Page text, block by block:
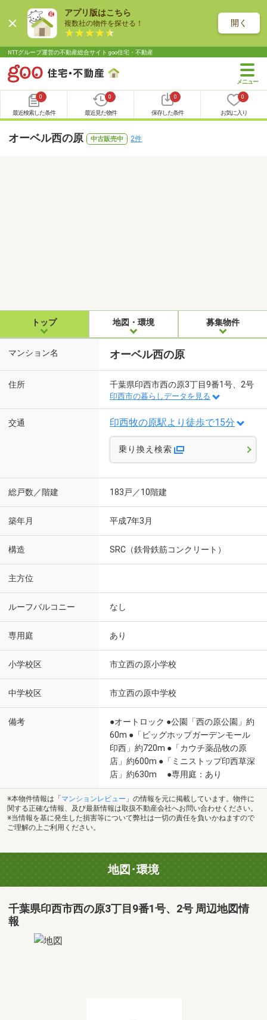
アプリ版はこちら
複数社の物件を探せる！ 開く
NTTグループ運営の不動産総合サイト goo住宅・不動産
0
最近検索した条件
0
最近見た物件
0
保存した条件
0
お気に入り
オーベル西の原 中古販売中 2件
トップ 地図・環境 募集物件
マンション名 オーベル西の原
住所 千葉県印西市西の原3丁目9番1号、2号
印西市の暮らしデータを見る
交通 印西牧の原駅より徒歩で15分
乗り換え検索
総戸数／階建 183戸／10階建
築年月 平成7年3月
構造 SRC（鉄骨鉄筋コンクリート）
主方位
ルーフバルコニー なし
専用庭 あり
小学校区 市立西の原小学校
中学校区 市立西の原中学校
備考
●オートロック ●公園「西の原公園」約
60m ●「ビッグホップガーデンモール
印西」約720m ●「カウチ薬品牧の原
店」約600m ●「ミニストップ印西草深
店」約630m ●専用庭：あり
※本物件情報は「 マンションレビュー 」の情報を元に掲載しています。物件に
関する正確な情報、及び最新情報は取扱不動産会社へお問い合わせください。
※当情報を基に発生した損害等について弊社は一切の責任を負いかねますので
ご理解の上ご利用ください。
地図･環境
千葉県印西市西の原3丁目9番1号、2号 周辺地図情
報